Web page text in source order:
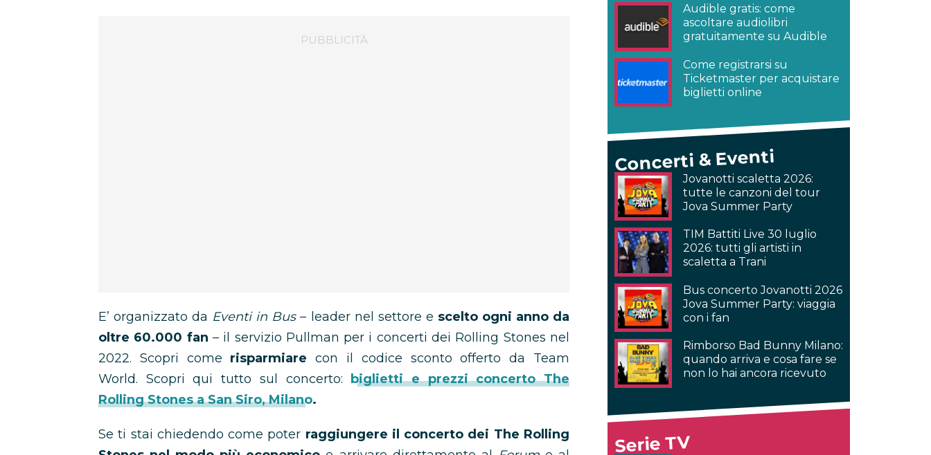
E’ organizzato da Eventi in Bus– leader nel settore e scelto ogni anno da
oltre 60.000 fan – il servizio Pullman per i concerti dei Rolling Stones nel
2022. Scopri come risparmiare con il codice sconto offerto da Team
World. Scopri qui tutto sul concerto:
biglietti e prezzi concerto The
Rolling Stones a San Siro, Milano.
Se ti stai chiedendo come poter raggiungere il concerto dei The Rolling
Audible gratis: come
ascoltare audiolibri
gratuitamente su Audible
Come registrarsi su
Ticketmaster per acquistare
biglietti online
Concerti & Eventi
Jovanotti scaletta 2026:
tutte le canzoni del tour
Jova Summer Party
TIM Battiti Live 30 luglio
2026: tutti gli artisti in
scaletta a Trani
Bus concerto Jovanotti 2026
Jova Summer Party: viaggia
con i fan
Rimborso Bad Bunny Milano:
quando arriva e cosa fare se
non lo hai ancora ricevuto
Serie TV